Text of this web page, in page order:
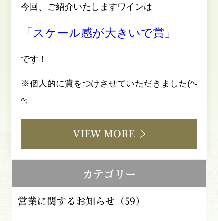
今回、ご紹介いたしますワインは
「スケール感が大きいで賞」
です！
※個人的に賞をつけさせていただきました(^-
^;
VIEW MORE
カテゴリー
営業に関するお知らせ（59）